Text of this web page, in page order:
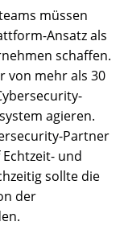
müssen
Ansatz als
schaffen.
von mehr als 30
agieren.
Partner
und
sollte die
der